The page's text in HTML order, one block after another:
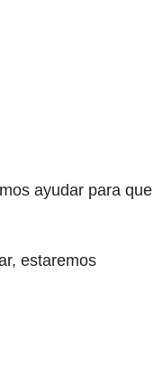
ayudar para que
estaremos